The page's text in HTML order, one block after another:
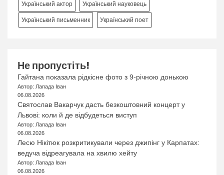
Український актор Український науковець
Український письменник Український поет
Не пропустіть!
Гайтана показала рідкісне фото з 9-річною донькою
Автор: Лапада Іван
06.08.2026
Святослав Вакарчук дасть безкоштовний концерт у
Львові: коли й де відбудеться виступ
Автор: Лапада Іван
06.08.2026
Лесю Нікітюк розкритикували через джипінг у Карпатах:
ведуча відреагувала на хвилю хейту
Автор: Лапада Іван
06.08.2026